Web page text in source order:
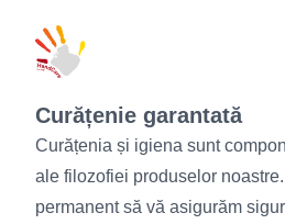
Curățenie garantată
Curățenia și igiena sunt
ale filozofiei produselor
permanent să vă asigurăm